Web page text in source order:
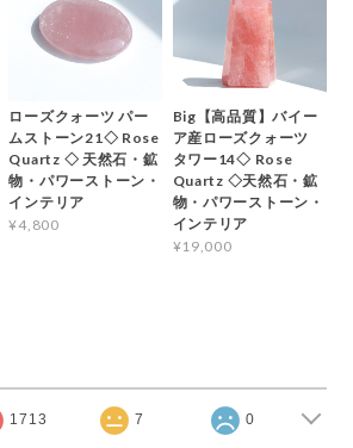
ローズクォーツ パー
ムストーン21◇ Rose
Quartz ◇ 天然石・鉱
物・パワーストーン・
インテリア
¥4,800
Big【高品質】バイー
ア産ローズクォーツ
タワー14◇ Rose
Quartz ◇天然石・鉱
物・パワーストーン・
インテリア
¥19,000
1713 7 0